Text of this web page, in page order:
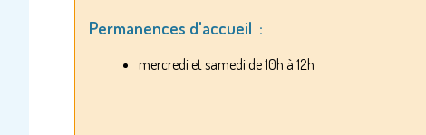
Permanences d'accueil :
mercredi et samedi de 10h à 12h